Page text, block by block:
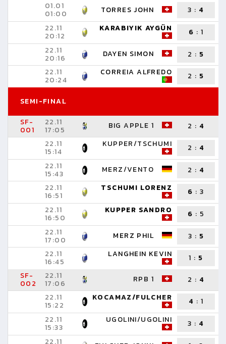
01.01
01:00 TORRES JOHN 3 : 4
22.11
20:12
KARABIYIK AYGÜN 6 : 1
22.11
20:16 DAYEN SIMON 2 : 5
22.11
20:24
CORREIA ALFREDO 2 : 5
SEMI-FINAL
SF-
001
22.11
17:05 BIG APPLE 1 2 : 4
22.11
15:14
KUPPER/TSCHUMI 2 : 4
22.11
15:43 MERZ/VENTO 2 : 4
22.11
16:51
TSCHUMI LORENZ 6 :3
22.11
16:50
KUPPER SANDRO 6 : 5
22.11
17:00 MERZ PHIL 3 : 5
22.11
16:45
LANGHEIN KEVIN 1 : 5
SF-
002
22.11
17:06 RPB 1 2 : 4
22.11
15:22
KOCAMAZ/FULCHER 4 : 1
22.11
15:33
UGOLINI/UGOLINI 3 : 4
22.11